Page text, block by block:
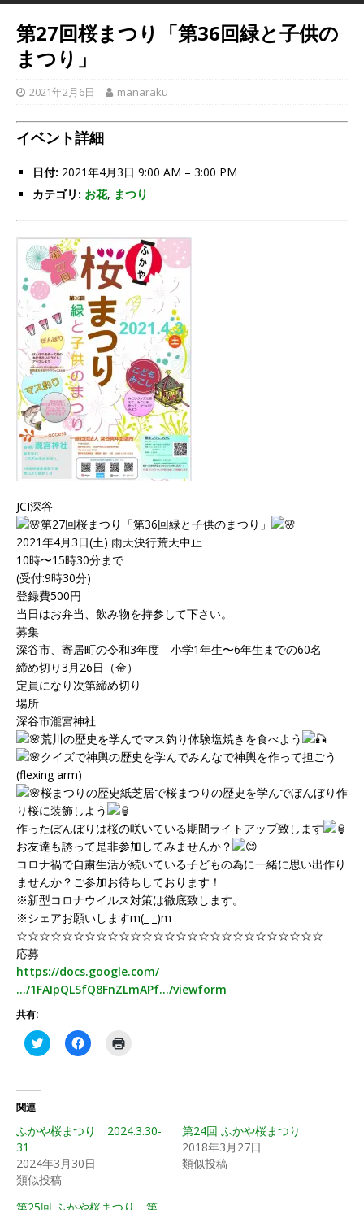
第27回桜まつり「第36回緑と子供の
まつり」
2021年2月6日 manaraku
イベント詳細
日付: 2021年4月3日 9:00 AM – 3:00 PM
カテゴリ: お花, まつり
JCI深谷
第27回桜まつり「第36回緑と子供のまつり」
2021年4月3日(土) 雨天決行荒天中止
10時〜15時30分まで
(受付:9時30分)
登録費500円
当日はお弁当、飲み物を持参して下さい。
募集
深谷市、寄居町の令和3年度 小学1年生〜6年生までの60名
締め切り3月26日（金）
定員になり次第締め切り
場所
深谷市瀧宮神社
荒川の歴史を学んでマス釣り体験塩焼きを食べよう
クイズで神輿の歴史を学んでみんなで神輿を作って担ごう
(flexing arm)
桜まつりの歴史紙芝居で桜まつりの歴史を学んでぼんぼり作
り桜に装飾しよう
作ったぼんぼりは桜の咲いている期間ライトアップ致します
お友達も誘って是非参加してみませんか？
コロナ禍で自粛生活が続いている子どもの為に一緒に思い出作り
ませんか？ご参加お待ちしております！
※新型コロナウイルス対策は徹底致します。
※シェアお願いしますm(_ _)m
☆☆☆☆☆☆☆☆☆☆☆☆☆☆☆☆☆☆☆☆☆☆☆☆☆☆☆
応募
https://docs.google.com/
…/1FAIpQLSfQ8FnZLmAPf…/viewform
共有:
ク
リ
i
t
e
r
で
共
有
F
a
で
共
す
る
ク
新
関連
ふかや桜まつり 2024.3.30-
31
2024年3月30日
類似投稿
第24回 ふかや桜まつり
2018年3月27日
類似投稿